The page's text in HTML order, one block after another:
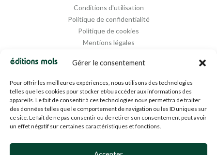
Gérer le consentement
Pour offrir les meilleures expériences, nous utilisons des technologies
telles que les cookies pour stocker et/ou accéder aux informations des
appareils. Le fait de consentir à ces technologies nous permettra de traiter
des données telles que le comportement de navigation ou les ID uniques sur
ce site. Le fait de ne pas consentir ou de retirer son consentement peut avoir
un effet négatif sur certaines caractéristiques et fonctions.
Conditions d'utilisation
Politique de confidentialité
Politique de cookies
Mentions légales
Agence Media 112